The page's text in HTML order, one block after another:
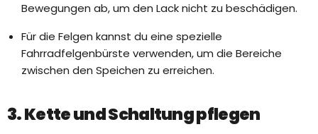
Bewegungen ab, um den Lack nicht zu beschädigen.
Für die Felgen kannst du eine spezielle
Fahrradfelgenbürste verwenden, um die Bereiche
zwischen den Speichen zu erreichen.
3. Kette und Schaltung pflegen